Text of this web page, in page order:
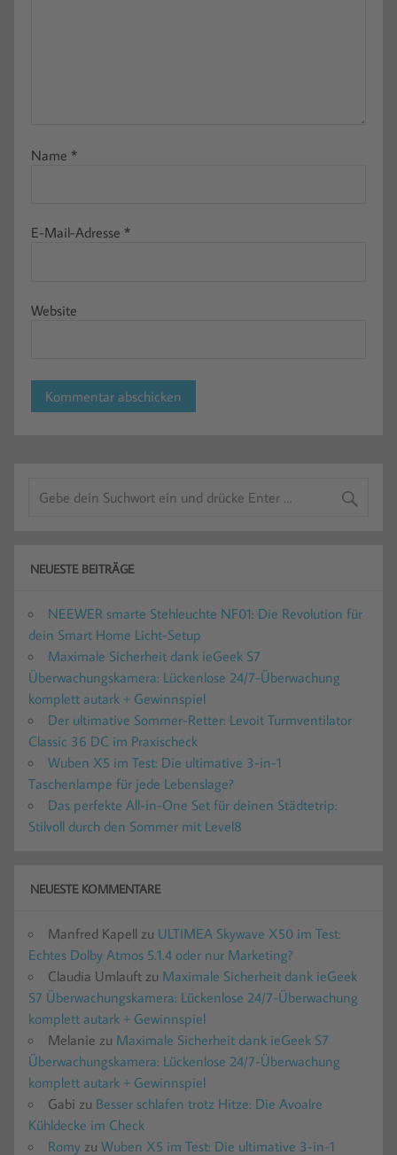
Name *
E-Mail-Adresse *
Website
NEUESTE BEITRÄGE
NEEWER smarte Stehleuchte NF01: Die Revolution für
dein Smart Home Licht-Setup
Maximale Sicherheit dank ieGeek S7
Überwachungskamera: Lückenlose 24/7-Überwachung
komplett autark + Gewinnspiel
Der ultimative Sommer-Retter: Levoit Turmventilator
Classic 36 DC im Praxischeck
Wuben X5 im Test: Die ultimative 3-in-1
Taschenlampe für jede Lebenslage?
Das perfekte All-in-One Set für deinen Städtetrip:
Stilvoll durch den Sommer mit Level8
NEUESTE KOMMENTARE
Manfred Kapell zu ULTIMEA Skywave X50 im Test:
Echtes Dolby Atmos 5.1.4 oder nur Marketing?
Claudia Umlauft zu Maximale Sicherheit dank ieGeek
S7 Überwachungskamera: Lückenlose 24/7-Überwachung
komplett autark + Gewinnspiel
Melanie zu Maximale Sicherheit dank ieGeek S7
Überwachungskamera: Lückenlose 24/7-Überwachung
komplett autark + Gewinnspiel
Gabi zu Besser schlafen trotz Hitze: Die Avoalre
Kühldecke im Check
Romy zu Wuben X5 im Test: Die ultimative 3-in-1